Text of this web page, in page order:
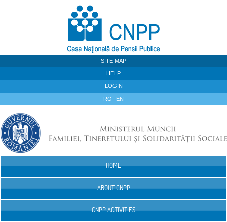
SITE MAP
HELP
LOGIN
RO EN
HOME
ABOUT CNPP
CNPP ACTIVITIES